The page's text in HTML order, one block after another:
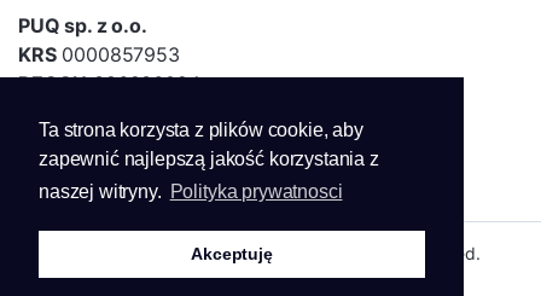
Ta strona korzysta z plików cookie, aby
zapewnić najlepszą jakość korzystania z
naszej witryny. Polityka prywatnosci
Akceptuję
PUQ sp. z o.o.
KRS0000857953
REGON386936024
ul. Szczesna 26, 02-454 Warszawa, Polska
biuro@puq.pl
Copyright © 2026 PUQ sp. z o.o.. All Rights Reserved.